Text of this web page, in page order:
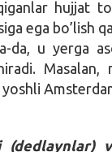
hujjat
ega bo’lish
da, u yerga
Masalan,